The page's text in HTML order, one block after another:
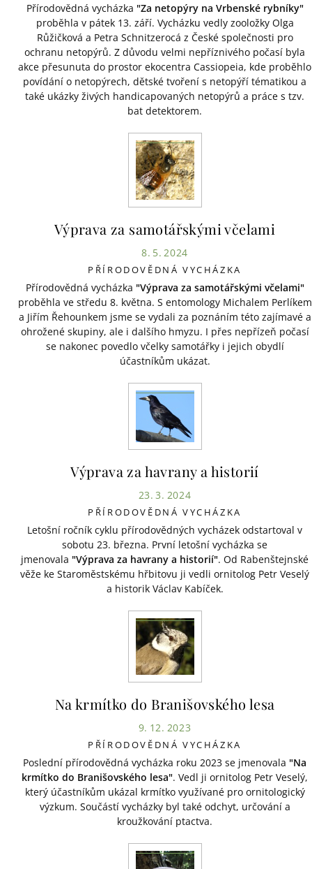
Přírodovědná vycházka "Za netopýry na Vrbenské rybníky"
proběhla v pátek 13. září. Vycházku vedly zooložky Olga
Růžičková a Petra Schnitzerocá z České společnosti pro
ochranu netopýrů. Z důvodu velmi nepříznivého počasí byla
akce přesunuta do prostor ekocentra Cassiopeia, kde proběhlo
povídání o netopýrech, dětské tvoření s netopýří tématikou a
také ukázky živých handicapovaných netopýrů a práce s tzv.
bat detektorem.
Výprava za samotářskými včelami
8. 5. 2024
PŘÍRODOVĚDNÁ VYCHÁZKA
Přírodovědná vycházka "Výprava za samotářskými včelami"
proběhla ve středu 8. května. S entomology Michalem Perlíkem
a Jiřím Řehounkem jsme se vydali za poznáním této zajímavé a
ohrožené skupiny, ale i dalšího hmyzu. I přes nepřízeň počasí
se nakonec povedlo včelky samotářky i jejich obydlí
účastníkům ukázat.
Výprava za havrany a historií
23. 3. 2024
PŘÍRODOVĚDNÁ VYCHÁZKA
Letošní ročník cyklu přírodovědných vycházek odstartoval v
sobotu 23. března. První letošní vycházka se
jmenovala "Výprava za havrany a historií". Od Rabenštejnské
věže ke Staroměstskému hřbitovu ji vedli ornitolog Petr Veselý
a historik Václav Kabíček.
Na krmítko do Branišovského lesa
9. 12. 2023
PŘÍRODOVĚDNÁ VYCHÁZKA
Poslední přírodovědná vycházka roku 2023 se jmenovala "Na
krmítko do Branišovského lesa". Vedl ji ornitolog Petr Veselý,
který účastníkům ukázal krmítko využívané pro ornitologický
výzkum. Součástí vycházky byl také odchyt, určování a
kroužkování ptactva.